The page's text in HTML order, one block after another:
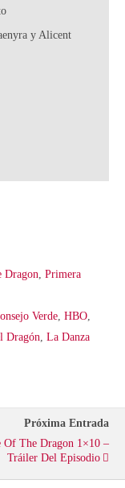
y Alicent
Dragon, Primera
Verde, HBO,
Dragón, La Danza
Próxima Entrada
Of The Dragon 1×10 –
Tráiler Del Episodio